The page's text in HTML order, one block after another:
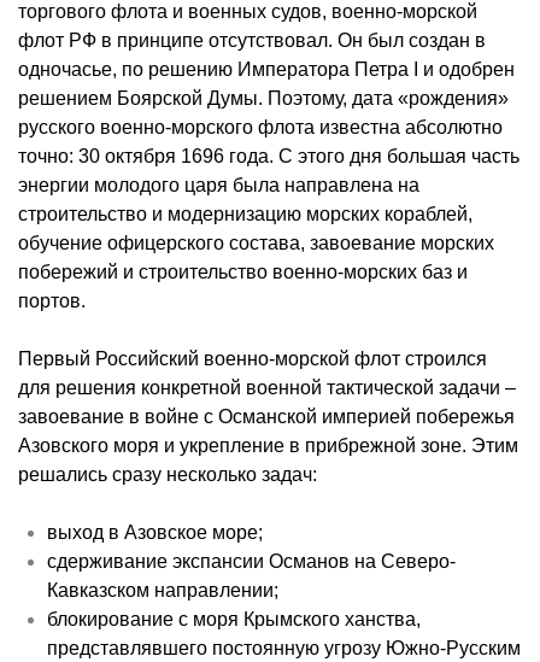
торгового флота и военных судов, военно-морской
флот РФ в принципе отсутствовал. Он был создан в
одночасье, по решению Императора Петра I и одобрен
решением Боярской Думы. Поэтому, дата «рождения»
русского военно-морского флота известна абсолютно
точно: 30 октября 1696 года. С этого дня большая часть
энергии молодого царя была направлена на
строительство и модернизацию морских кораблей,
обучение офицерского состава, завоевание морских
побережий и строительство военно-морских баз и
портов.
Первый Российский военно-морской флот строился
для решения конкретной военной тактической задачи –
завоевание в войне с Османской империей побережья
Азовского моря и укрепление в прибрежной зоне. Этим
решались сразу несколько задач:
выход в Азовское море;
сдерживание экспансии Османов на Северо-
Кавказском направлении;
блокирование с моря Крымского ханства,
представлявшего постоянную угрозу Южно-Русским